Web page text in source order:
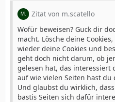
Zitat von m.scatello
Wofür beweisen? Guck dir
macht. Lösche deine
wieder deine Cookies und
geht doch nicht darum, ob
gelesen hat, das interessiert
auf wie vielen Seiten hast du
Und glaubst du wirklich,
bastis Seiten sich dafür